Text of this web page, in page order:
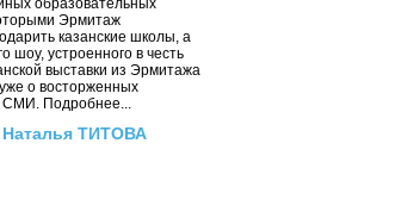
образовательных
Эрмитаж
казанские школы, а
шоу, устроенного в честь
выставки из Эрмитажа
о восторженных
СМИ. Подробнее...
Наталья ТИТОВА